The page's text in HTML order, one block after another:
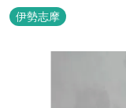
伊勢志摩